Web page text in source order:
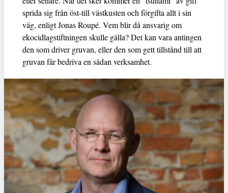
sprida sig från öst-till västkusten och förgifta allt i sin
väg, enligt Jonas Roupé. Vem blir då ansvarig om
ekocidlagstiftningen skulle gälla? Det kan vara antingen
den som driver gruvan, eller den som gett tillstånd till att
gruvan får bedriva en sådan verksamhet.